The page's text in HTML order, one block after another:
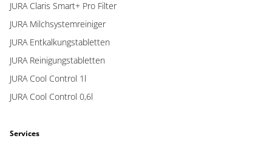
JURA Claris Smart+ Pro Filter
JURA Milchsystemreiniger
JURA Entkalkungstabletten
JURA Reinigungstabletten
JURA Cool Control 1l
JURA Cool Control 0,6l
Services